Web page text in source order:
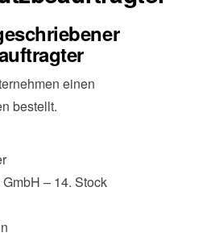
einen
bestellt.
– 14. Stock